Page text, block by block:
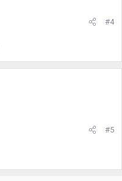
#4
#5